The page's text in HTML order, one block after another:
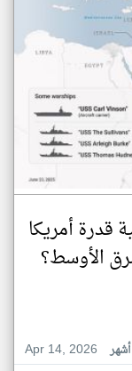
قدرة أمريكا
الأوسط؟
Apr 14, 2026